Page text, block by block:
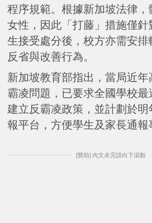
程序規範。根據新加坡法律，
女性，因此「打藤」措施僅針
生接受處分後，校方亦需安排
反省與改善行為。
新加坡教育部指出，當局近年
霸凌問題，已要求全國學校最
建立反霸凌政策，並計劃於明
報平台，方便學生及家長通報
[贊助] 內文未完請向下滾動